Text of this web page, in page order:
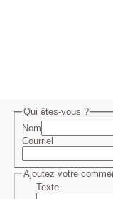
Qui êtes-vous ?
Nom
Ajoutez votre